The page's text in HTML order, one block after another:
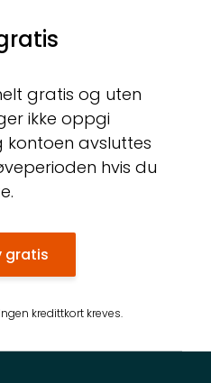
gratis og uten
ikke oppgi
avsluttes
hvis du
gratis
kredittkort kreves.